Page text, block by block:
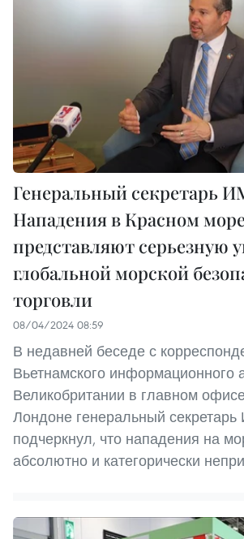
Генеральный секретарь
Нападения в Красном
представляют серьезную
глобальной морской
торговли
08/04/2024 08:59
В недавней беседе с
Вьетнамского информационного
Великобритании в главном
Лондоне генеральный
подчеркнул, что нападения на
абсолютно и категорически